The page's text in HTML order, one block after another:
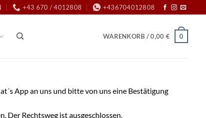
+43 670 / 4012808 +436704012808
WARENKORB /0,00 € 0
App an uns und bitte von uns eine Bestätigung
Der Rechtsweg ist ausgeschlossen.